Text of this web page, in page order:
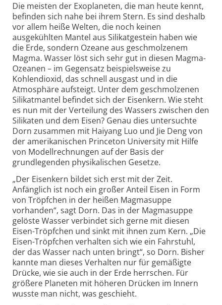
Die meisten der Exoplaneten, die man heute kennt,
befinden sich nahe bei ihrem Stern. Es sind deshalb
vor allem heiße Welten, die noch keinen
ausgekühlten Mantel aus Silikat­gestein haben wie
die Erde, sondern Ozeane aus geschmolzenem
Magma. Wasser löst sich sehr gut in diesen Magma-
Ozeanen – im Gegensatz beispiels­weise zu
Kohlendioxid, das schnell ausgast und in die
Atmosphäre aufsteigt. Unter dem geschmolzenen
Silikat­mantel befindet sich der Eisenkern. Wie steht
es nun mit der Verteilung des Wassers zwischen den
Silikaten und dem Eisen? Genau dies untersuchte
Dorn zusammen mit Haiyang Luo und Jie Deng von
der amerikanischen Princeton University mit Hilfe
von Modell­rechnungen auf der Basis der
grundlegenden physika­lischen Gesetze.
„Der Eisenkern bildet sich erst mit der Zeit.
Anfänglich ist noch ein großer Anteil Eisen in Form
von Tröpfchen in der heißen Magma­suppe
vorhanden“, sagt Dorn. Das in der Magmasuppe
gelöste Wasser verbindet sich gerne mit diesen
Eisen-Tröpfchen und sinkt mit ihnen zum Kern. „Die
Eisen-Tröpfchen verhalten sich wie ein Fahrstuhl,
der das Wasser nach unten bringt“, so Dorn. Bisher
kannte man dieses Verhalten nur für gemäßigte
Drücke, wie sie auch in der Erde herrschen. Für
größere Planeten mit höheren Drücken im Innern
wusste man nicht, was geschieht.